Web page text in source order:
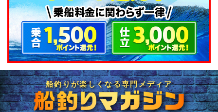
船釣りが楽しくなる専門メディア